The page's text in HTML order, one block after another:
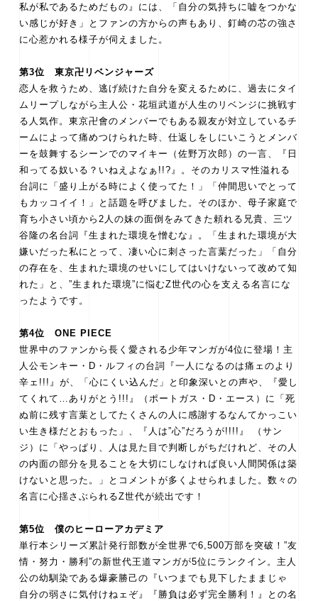
私が私であるためだもの』には、「自分の気持ちに嘘をつかな
い感じが好き」とファンの方からの声もあり、釘崎の芯の強さ
に心惹かれる様子が伺えました。
第3位 東京卍リベンジャーズ
恋人を救うため、逃げ続けた自分を変えるために、過去にタイ
ムリープしながら主人公・花垣武道が人生のリベンジに挑戦す
る人気作。東京卍會のメンバーでもある親友が対立しているチ
ームによって痛めつけられた時、仕返しをしにいこうとメンバ
ーを鼓舞するシーンでのマイキー（佐野万次郎）の一言、『日
和ってる奴いる？いねえよなぁ!!?』。そのカリスマ性溢れる
台詞に「盛り上がる時によく使ってた！」「仲間思いでとって
もカッコイイ！」と話題を呼びました。そのほか、母子家庭で
育ち小さい頃から2人の妹の面倒をみてきた頼れる兄貴、三ツ
谷隆の名台詞『生まれた環境を憎むな』。「生まれた環境が大
嫌いだった私にとって、凄い心に刺さった言葉だった」「自分
の存在を、生まれた環境のせいにしてはいけないって改めて知
れた」と、”生まれた環境”に悩むZ世代の心を支える名言にな
ったようです。
第4位 ONE PIECE
世界中のファンから長く愛される少年マンガが4位に登場！主
人公モンキー・D・ルフィの台詞『一人になるのは痛ェのより
辛ェ!!!』が、「心にくい込んだ」と印象深いとの声や、『愛し
てくれて…ありがとう!!!』（ポートガス・D・エース）に「死
ぬ前に残す言葉としてたくさんの人に感謝するなんてかっこい
い生き様だとおもった」、『人は”心”だろうが!!!!』 （サン
ジ）に「やっぱり、人は見た目で判断しがちだけれど、その人
の内面の部分を見ることを大切にしなければ良い人間関係は築
けないと思った。」とコメントが多くよせられました。数々の
名言に心揺さぶられるZ世代が続出です！
第5位 僕のヒーローアカデミア
単行本シリーズ累計発行部数が全世界で6,500万部を突破！”友
情・努力・勝利”の新世代王道マンガが5位にランクイン。主人
公の幼馴染である爆豪勝己の『いつまでも見下したままじゃ
自分の弱さに気付けねェぞ』『勝負は必ず完全勝利！』との名